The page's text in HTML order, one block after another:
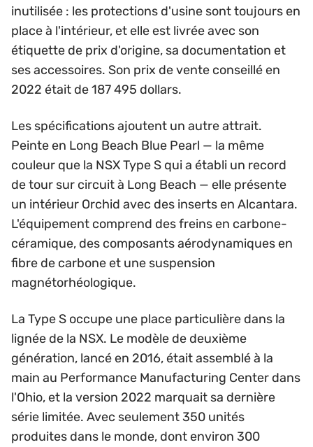
inutilisée : les protections d'usine sont toujours en
place à l'intérieur, et elle est livrée avec son
étiquette de prix d'origine, sa documentation et
ses accessoires. Son prix de vente conseillé en
2022 était de 187 495 dollars.
Les spécifications ajoutent un autre attrait.
Peinte en Long Beach Blue Pearl — la même
couleur que la NSX Type S qui a établi un record
de tour sur circuit à Long Beach — elle présente
un intérieur Orchid avec des inserts en Alcantara.
L'équipement comprend des freins en carbone-
céramique, des composants aérodynamiques en
fibre de carbone et une suspension
magnétorhéologique.
La Type S occupe une place particulière dans la
lignée de la NSX. Le modèle de deuxième
génération, lancé en 2016, était assemblé à la
main au Performance Manufacturing Center dans
l'Ohio, et la version 2022 marquait sa dernière
série limitée. Avec seulement 350 unités
produites dans le monde, dont environ 300